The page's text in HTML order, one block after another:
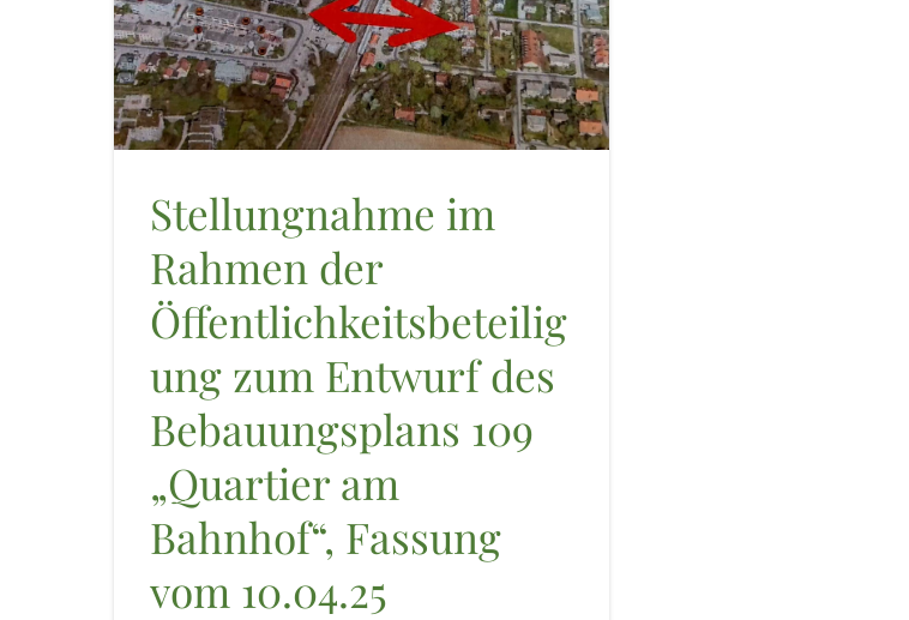
Stellungnahme im
Rahmen der
Öffentlichkeitsbeteilig
ung zum Entwurf des
Bebauungsplans 109
„Quartier am
Bahnhof“, Fassung
vom 10.04.25